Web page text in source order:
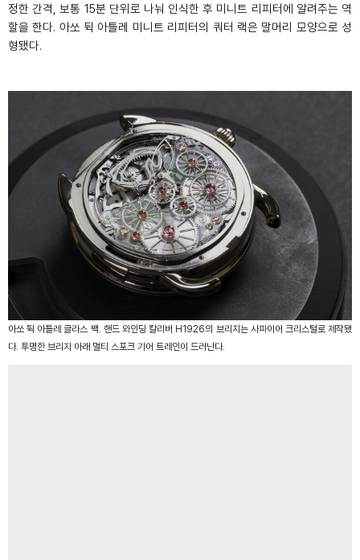
정한 간격,보통 15분 단위로 나눠 인식한 후 미니트 리피터에 알려주는 역
할을 한다. 아쏘 뒥 아틀레 미니트 리피터의 쿼터 랙은 말머리 모양으로 성
형됐다.
아쏘 뒥 아틀레 글라스 백. 핸드 와인딩 칼리버 H1926의 브리지는 사파이어 크리스털로 제작됐
다. 투명한 브리지 아래 멀티 스포크 기어 트레인이 드러난다.